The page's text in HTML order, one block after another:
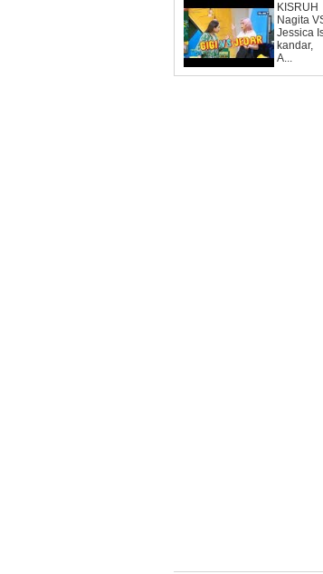
KISRUH
Nagita
Jessica
kandar,
A...